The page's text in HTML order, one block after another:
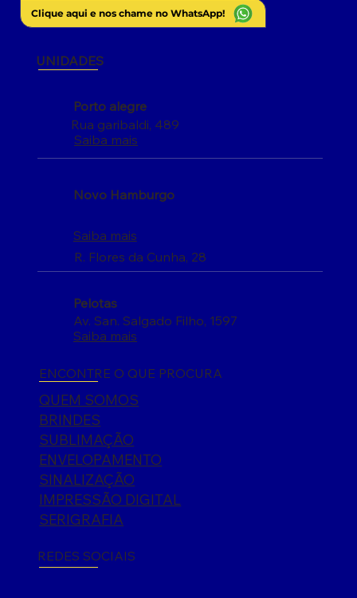
Clique aqui e nos chame no WhatsApp!
UNIDADES
Porto alegre
Saiba mais
Rua garibaldi, 489
Novo Hamburgo
R. Flores da Cunha, 28
Saiba mais
Pelotas
Av. San. Salgado Filho, 1597
Saiba mais
ENCONTRE O QUE PROCURA
QUEM SOMOS
BRINDES
SUBLIMAÇÃO
ENVELOPAMENTO
SINALIZAÇÃO
IMPRESSÃO DIGITAL
SERIGRAFIA
REDES SOCIAIS